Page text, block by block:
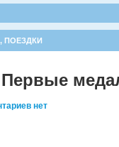
, ПОЕЗДКИ
Первые
нет